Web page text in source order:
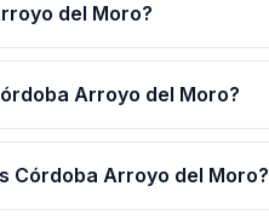
del Moro?
Arroyo del Moro?
Córdoba Arroyo del Moro?